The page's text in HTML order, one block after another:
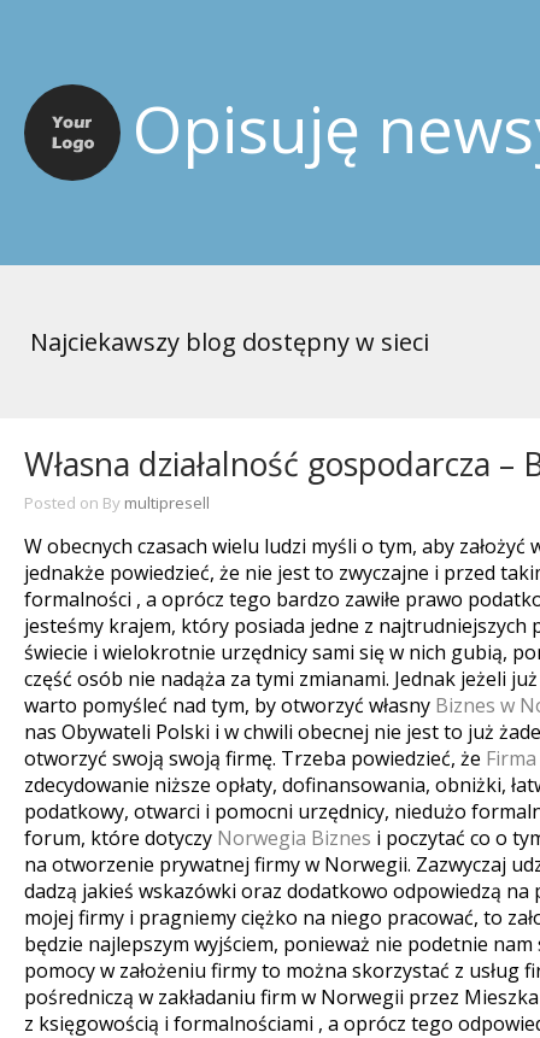
Opisuję
Najciekawszy blog dostępny w sieci
Własna działalność gospodarcza –
Posted on By multipresell
W obecnych czasach wielu ludzi myśli o tym, aby założyć
jednakże powiedzieć, że nie jest to zwyczajne i przed
formalności , a oprócz tego bardzo zawiłe prawo
jesteśmy krajem, który posiada jedne z najtrudniejszych
świecie i wielokrotnie urzędnicy sami się w nich gubią,
część osób nie nadąża za tymi zmianami. Jednak jeżeli
warto pomyśleć nad tym, by otworzyć własny Biznes w
nas Obywateli Polski i w chwili obecnej nie jest to już
otworzyć swoją swoją firmę. Trzeba powiedzieć, że
zdecydowanie niższe opłaty, dofinansowania, obniżki,
podatkowy, otwarci i pomocni urzędnicy, niedużo
forum, które dotyczy Norwegia Biznes i poczytać co o
na otworzenie prywatnej firmy w Norwegii. Zazwyczaj
dadzą jakieś wskazówki oraz dodatkowo odpowiedzą na
mojej firmy i pragniemy ciężko na niego pracować, to
będzie najlepszym wyjściem, ponieważ nie podetnie
pomocy w założeniu firmy to można skorzystać z usług
pośredniczą w zakładaniu firm w Norwegii przez
z księgowością i formalnościami , a oprócz tego